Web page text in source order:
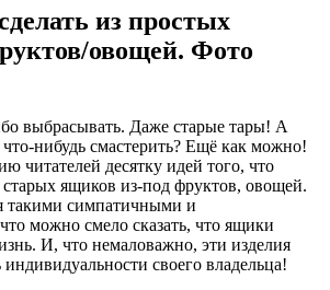
из простых
овощей. Фото
выбрасывать. Даже старые тары! А
нибудь смастерить? Ещё как можно!
читателей десятку идей того, что
ящиков из-под фруктов, овощей.
такими симпатичными и
можно смело сказать, что ящики
И, что немаловажно, эти изделия
индивидуальности своего владельца!